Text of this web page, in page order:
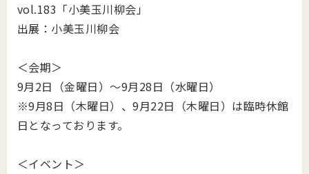
vol.183「小美玉川柳会」
出展：小美玉川柳会
＜会期＞
9月2日（金曜日）～9月28日（水曜日）
※9月8日（木曜日）、9月22日（木曜日）は臨時休館
日となっております。
＜イベント＞